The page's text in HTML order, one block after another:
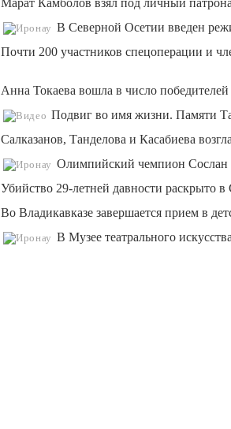
Марат Камболов взял под личный
В Северной Осетии введен
Почти 200 участников спецоперации и
Анна Токаева вошла в число
Подвиг во имя жизни. Памяти
Салказанов, Танделова и Касабиева
Олимпийский чемпион Сослан
Убийство 29-летней давности раскрыто
Во Владикавказе завершается прием в
В Музее театрального